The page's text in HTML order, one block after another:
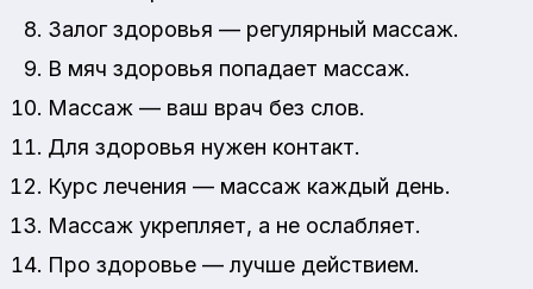
Залог здоровья — регулярный массаж.
В мяч здоровья попадает массаж.
Массаж — ваш врач без слов.
Для здоровья нужен контакт.
Курс лечения — массаж каждый день.
Массаж укрепляет, а не ослабляет.
Про здоровье — лучше действием.